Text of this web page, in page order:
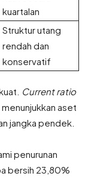
kuartalan
Struktur utang
rendah dan
konservatif
Current ratio
aset
jangka pendek.
penurunan
bersih 23,80%